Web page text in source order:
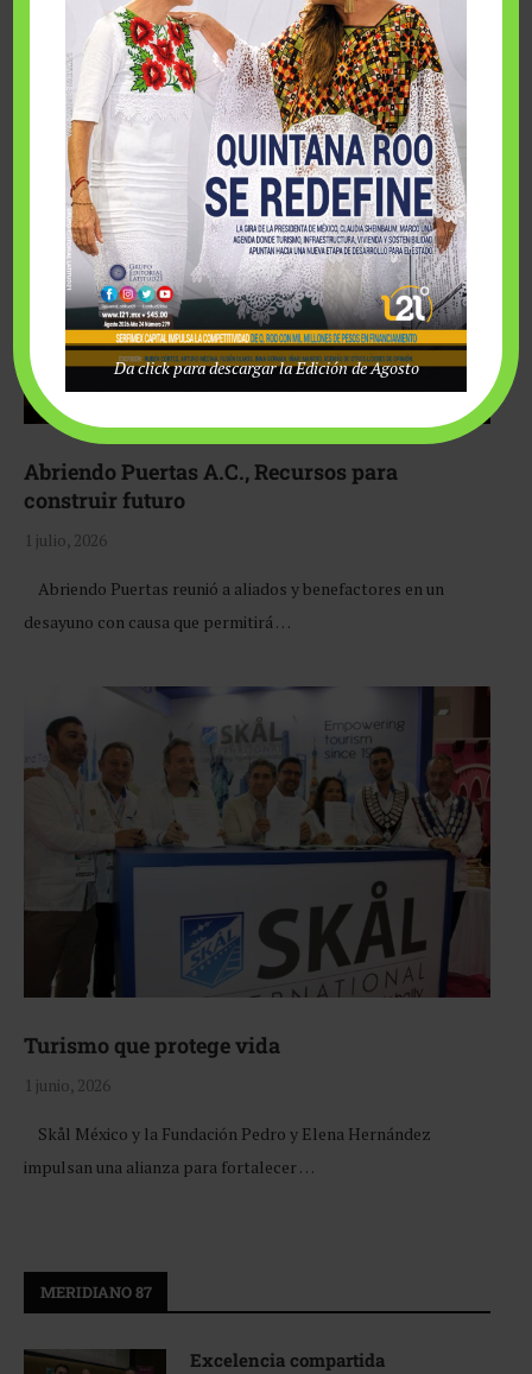
Fairmont Mayakoba y Make-A-Wish México unieron
esfuerzos para hacer realidad el deseo de una …
Abriendo Puertas A.C., Recursos para
construir futuro
1 julio, 2026
Abriendo Puertas reunió a aliados y benefactores en un
desayuno con causa que permitirá …
Turismo que protege vida
1 junio, 2026
Skål México y la Fundación Pedro y Elena Hernández
impulsan una alianza para fortalecer …
MERIDIANO 87
Excelencia compartida
Da click para descargar la Edición de Agosto